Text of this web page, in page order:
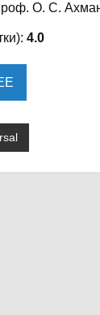
О. С.
4.0